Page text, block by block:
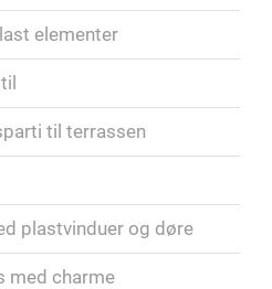
elementer
til terrassen
plastvinduer og døre
med charme